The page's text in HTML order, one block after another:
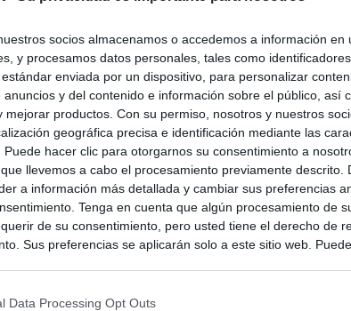
socios almacenamos o accedemos a información en
y procesamos datos personales, tales como
enviada por un dispositivo, para personalizar
anuncios y del contenido e información sobre el público, así
mejorar productos. Con su permiso, nosotros y nuestros
geográfica precisa e identificación mediante las
Puede hacer clic para otorgarnos su consentimiento a
llevemos a cabo el procesamiento previamente descrito.
a información más detallada y cambiar sus preferencias
Tenga en cuenta que algún procesamiento de
de su consentimiento, pero usted tiene el derecho de
Sus preferencias se aplicarán solo a este sitio web.
Data Processing Opt Outs
La Mancha